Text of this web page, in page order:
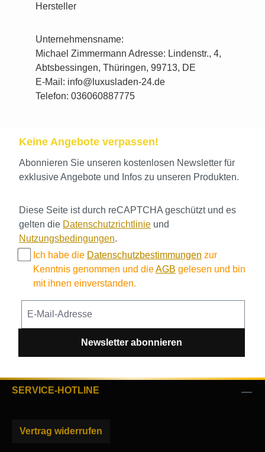
Hersteller
Unternehmensname:
Michael Zimmermann Adresse: Lindenstr., 4,
Abtsbessingen, Thüringen, 99713, DE
E-Mail: info@luxusladen-24.de
Telefon: 036060887775
Keine Angebote verpassen!
Abonnieren Sie unseren kostenlosen Newsletter für
exklusive Angebote und Infos zu unseren Produkten.
Diese Seite ist durch reCAPTCHA geschützt und es
gelten die Datenschutzrichtlinie und
Nutzungsbedingungen.
Ich habe die Datenschutzbestimmungen zur
Kenntnis genommen und dieAGB gelesen und bin
mit ihnen einverstanden.
Newsletter abonnieren
SERVICE-HOTLINE
Vertrag widerrufen